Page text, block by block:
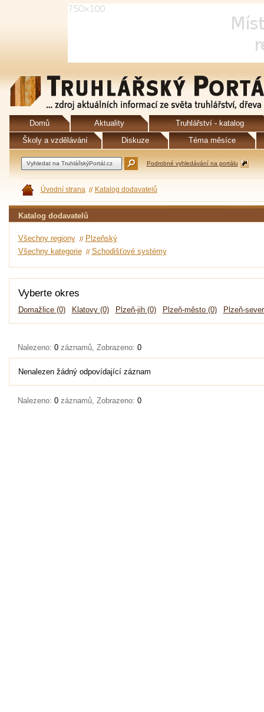
Domů Aktuality
Truhlářství - katalog
Školy a vzdělávání
Diskuze Téma měsíce
Podrobné vyhledávání na portálu
Úvodní strana Katalog dodavatelů
Katalog dodavatelů
Všechny regiony
Plzeňský
Všechny kategorie
Schodišťové systémy
Vyberte okres
Domažlice (0) Klatovy (0) Plzeň-jih (0) Plzeň-město (0) Plzeň-
Nalezeno: 0 záznamů, Zobrazeno: 0
Nenalezen žádný odpovídající záznam
Nalezeno: 0 záznamů, Zobrazeno: 0